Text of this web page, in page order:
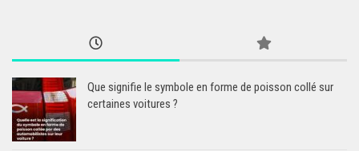
Que signifie le symbole en forme de poisson collé sur
certaines voitures ?